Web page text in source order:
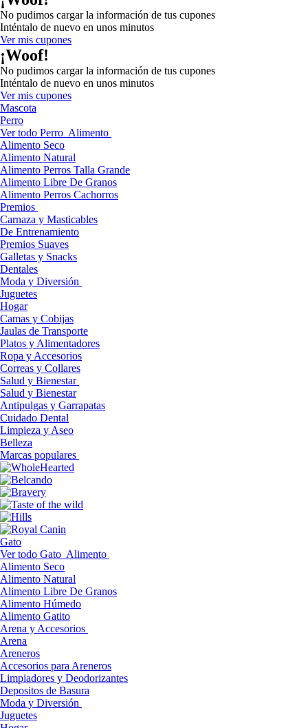
No pudimos cargar la información de tus cupones
Inténtalo de nuevo en unos minutos
Ver mis cupones
¡Woof!
No pudimos cargar la información de tus cupones
Inténtalo de nuevo en unos minutos
Ver mis cupones
Mascota
Perro
Ver todo Perro Alimento
Alimento Seco
Alimento Natural
Alimento Perros Talla Grande
Alimento Libre De Granos
Alimento Perros Cachorros
Premios
Carnaza y Masticables
De Entrenamiento
Premios Suaves
Galletas y Snacks
Dentales
Moda y Diversión
Juguetes
Hogar
Camas y Cobijas
Jaulas de Transporte
Platos y Alimentadores
Ropa y Accesorios
Correas y Collares
Salud y Bienestar
Salud y Bienestar
Antipulgas y Garrapatas
Cuidado Dental
Limpieza y Aseo
Belleza
Marcas populares
Gato
Ver todo Gato Alimento
Alimento Seco
Alimento Natural
Alimento Libre De Granos
Alimento Húmedo
Alimento Gatito
Arena y Accesorios
Arena
Areneros
Accesorios para Areneros
Limpiadores y Deodorizantes
Depositos de Basura
Moda y Diversión
Juguetes